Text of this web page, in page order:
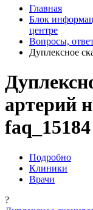
Главная
Блок
центре
Вопросы,
Дуплексное
артерий
faq_15184
Подробно
Клиники
Врачи
?